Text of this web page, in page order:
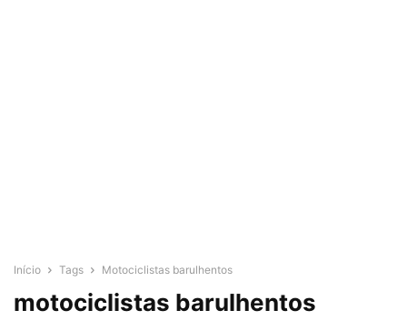
Início Tags Motociclistas barulhentos
motociclistas barulhentos